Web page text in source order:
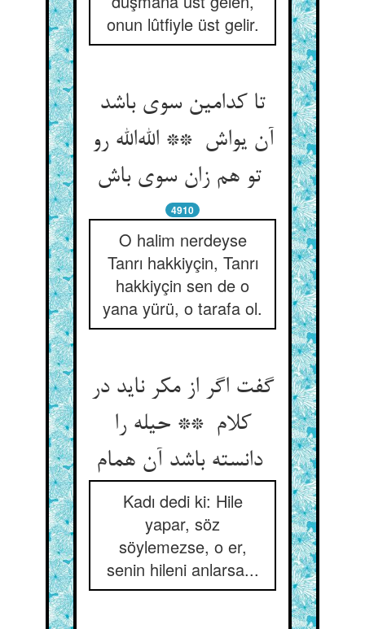
onun lûtfiyle üst gelir.
تا کدامین سوی باشد
آن یواش ** الله‌الله رو
4910
O halim nerdeyse
Tanrı hakkiyçin, Tanrı
hakkiyçin sen de o
yana yürü, o tarafa ol.
گفت اگر از مکر ناید در
کلام ** حیله را
دانسته باشد آن همام
Kadı dedi ki: Hile
yapar, söz
söylemezse, o er,
senin hileni anlarsa...